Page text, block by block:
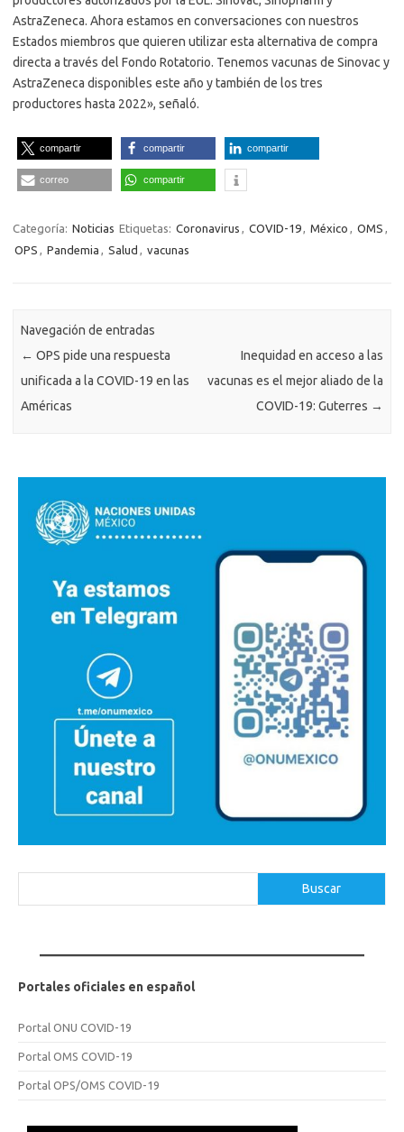
AstraZeneca. Ahora estamos en conversaciones con nuestros
Estados miembros que quieren utilizar esta alternativa de compra
directa a través del Fondo Rotatorio. Tenemos vacunas de Sinovac y
AstraZeneca disponibles este año y también de los tres
productores hasta 2022», señaló.
compartir compartir compartir
correo compartir
Categoría: Noticias Etiquetas: Coronavirus , COVID-19, México , OMS ,
OPS , Pandemia , Salud , vacunas
Navegación de entradas
← OPS pide una respuesta
unificada a la COVID-19 en las
Américas
Inequidad en acceso a las
vacunas es el mejor aliado de la
COVID-19: Guterres →
Buscar
Portales oficiales en español
Portal ONU COVID-19
Portal OMS COVID-19
Portal OPS/OMS COVID-19